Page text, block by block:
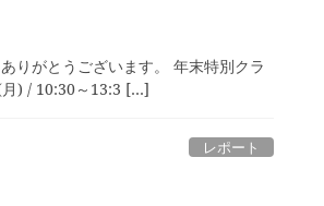
りがとうございます。 年末特別クラ
月) / 10:30～13:3 […]
レポート